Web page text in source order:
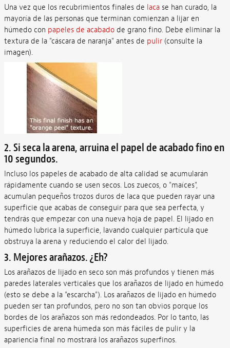
Una vez que los recubrimientos finales de lacase han curado, la
mayoría de las personas que terminan comienzan a lijar en
húmedo con papeles de acabadode grano fino. Debe eliminar la
textura de la "cáscara de naranja" antes de pulir(consulte la
imagen).
2. Si seca la arena, arruina el papel de acabado fino en
10 segundos.
Incluso los papeles de acabado de alta calidad se acumularán
rápidamente cuando se usen secos. Los zuecos, o "maíces",
acumulan pequeños trozos duros de laca que pueden rayar una
superficie que acabas de conseguir para que sea perfecta, y
tendrás que empezar con una nueva hoja de papel. El lijado en
húmedo lubrica la superficie, lavando cualquier partícula que
obstruya la arena y reduciendo el calor del lijado.
3. Mejores arañazos. ¿Eh?
Los arañazos de lijado en seco son más profundos y tienen más
paredes laterales verticales que los arañazos de lijado en húmedo
(esto se debe a la "escarcha"). Los arañazos de lijado en húmedo
pueden ser tan profundos, pero no son tan obvios porque los
bordes de los arañazos son más redondeados. Por lo tanto, las
superficies de arena húmeda son más fáciles de pulir y la
apariencia final no mostrará los arañazos superfinos.